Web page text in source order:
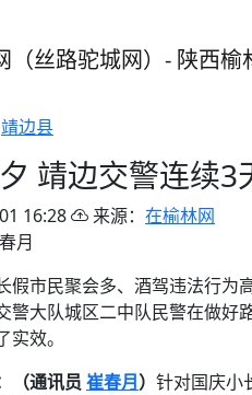
靖边县
靖边交警连续
16:28 来源： 在榆林网
月
假市民聚会多、酒驾违法行为
警大队城区二中队民警在做好
效。
（通讯员 崔春月） 针对国庆小